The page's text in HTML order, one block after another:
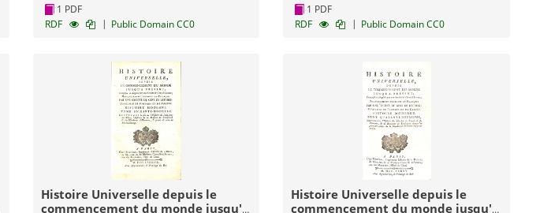
1 PDF
RDF
| Public Domain CC0
1 PDF
RDF
| Public Domain CC0
Histoire Universelle depuis le
commencement du monde jusqu'à
Histoire Universelle depuis le
commencement du monde jusqu'à